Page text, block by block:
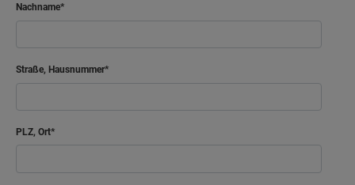
Nachname
Straße, Hausnummer
PLZ, Ort